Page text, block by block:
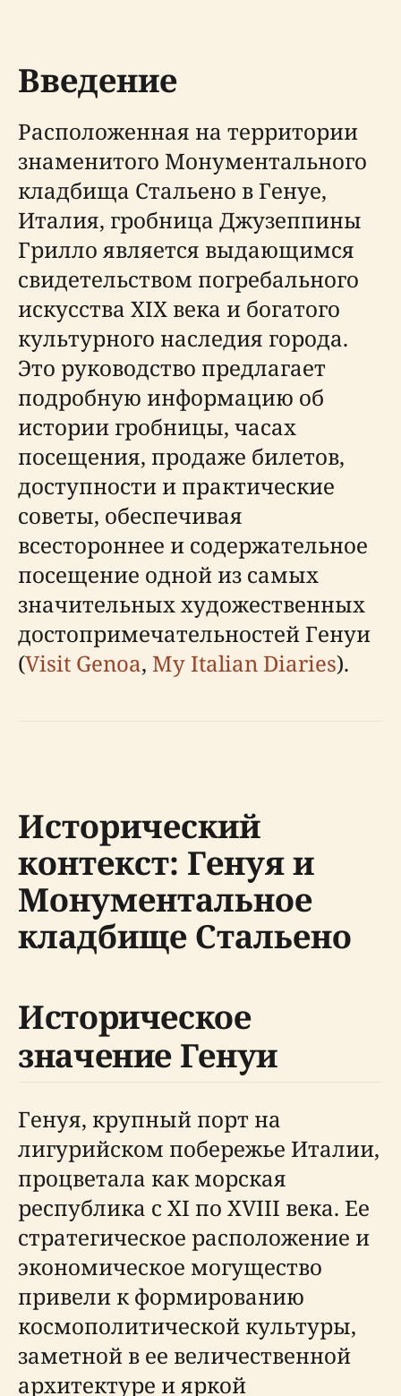
Введение
Расположенная на территории
знаменитого Монументального
кладбища Стальено в Генуе,
Италия, гробница Джузеппины
Грилло является выдающимся
свидетельством погребального
искусства XIX века и богатого
культурного наследия города.
Это руководство предлагает
подробную информацию об
истории гробницы, часах
посещения, продаже билетов,
доступности и практические
советы, обеспечивая
всестороннее и содержательное
посещение одной из самых
значительных художественных
достопримечательностей Генуи
(Visit Genoa, My Italian Diaries).
Исторический
контекст: Генуя и
Монументальное
кладбище Стальено
Историческое
значение Генуи
Генуя, крупный порт на
лигурийском побережье Италии,
процветала как морская
республика с XI по XVIII века. Ее
стратегическое расположение и
экономическое могущество
привели к формированию
космополитической культуры,
заметной в ее величественной
архитектуре и яркой